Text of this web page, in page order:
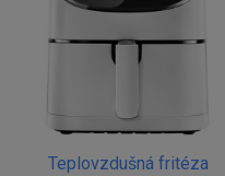
Teplovzdušná fritéza